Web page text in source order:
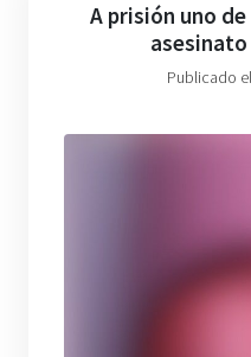
A prisión uno
Publicado